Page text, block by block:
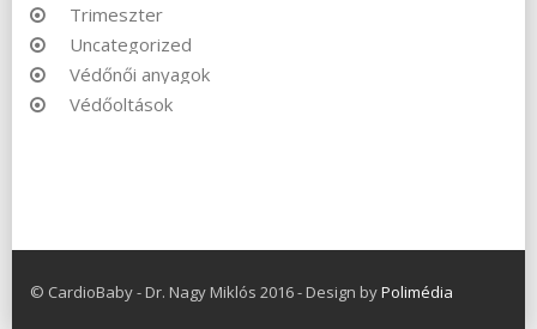
Trimeszter
Uncategorized
Védőnői anyagok
Védőoltások
© CardioBaby - Dr. Nagy Miklós 2016 - Design byPolimédia